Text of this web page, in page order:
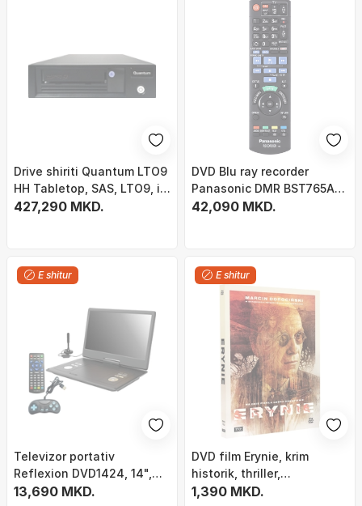
Drive shiriti Quantum LTO9
HH Tabletop, SAS, LTO9, i
zi
427,290 MKD.
DVD Blu ray recorder
Panasonic DMR BST765AG,
HDD 500GB, rrjet dhe
42,090 MKD.
E shitur
Televizor portativ
Reflexion DVD1424, 14",
DVD Player, me bateri
13,690 MKD.
E shitur
DVD film Erynie, krim
historik, thriller,
multigjuhëshe
1,390 MKD.